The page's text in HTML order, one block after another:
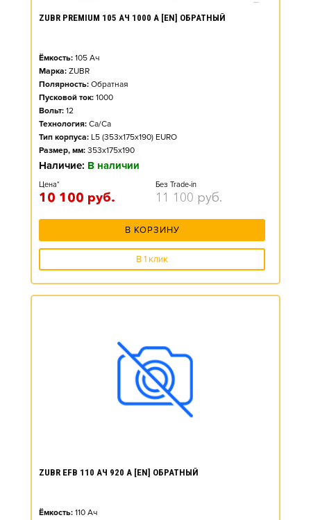
ZUBR PREMIUM 105 АЧ 1000 А [EN] ОБРАТНЫЙ
Ёмкость: 105 Ач
Марка: ZUBR
Полярность: Обратная
Пусковой ток: 1000
Вольт: 12
Технология: Ca/Ca
Тип корпуса: L5 (353x175x190) EURO
Размер, мм: 353x175x190
Наличие: В наличии
Цена*
10 100 руб.
Без Trade-in
11 100 руб.
В КОРЗИНУ
В 1 клик
ZUBR EFB 110 АЧ 920 А [EN] ОБРАТНЫЙ
Ёмкость: 110 Ач